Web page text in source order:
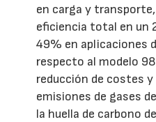
en carga y
eficiencia total en un
49% en aplicaciones
respecto al modelo
reducción de costes y
emisiones de gases
la huella de carbono